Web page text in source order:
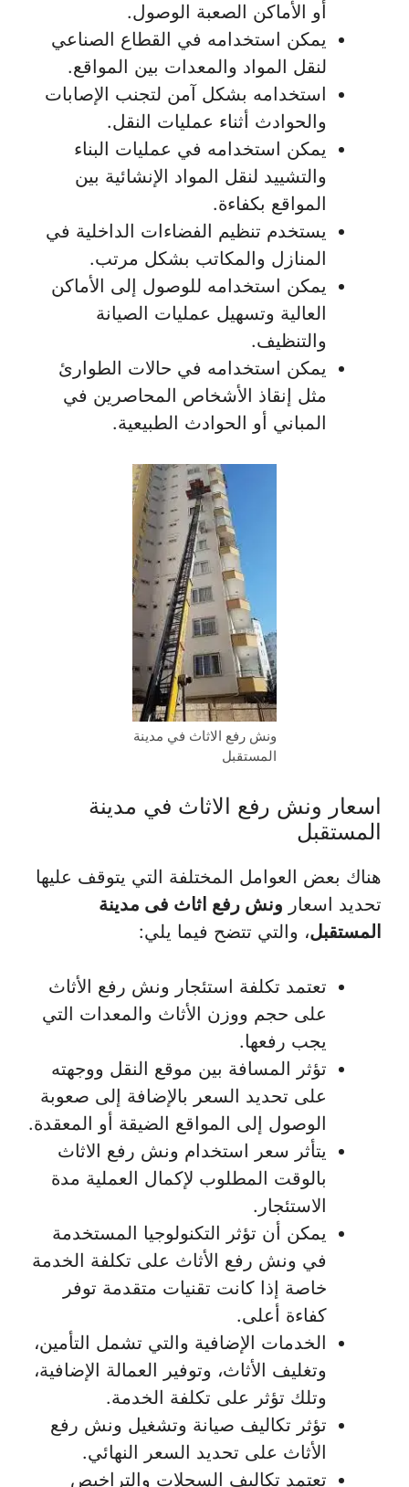
أو الأماكن الصعبة الوصول.
يمكن استخدامه في القطاع الصناعي
لنقل المواد والمعدات بين المواقع.
استخدامه بشكل آمن لتجنب الإصابات
والحوادث أثناء عمليات النقل.
يمكن استخدامه في عمليات البناء
والتشييد لنقل المواد الإنشائية بين
المواقع بكفاءة.
يستخدم تنظيم الفضاءات الداخلية في
المنازل والمكاتب بشكل مرتب.
يمكن استخدامه للوصول إلى الأماكن
العالية وتسهيل عمليات الصيانة
والتنظيف.
يمكن استخدامه في حالات الطوارئ
مثل إنقاذ الأشخاص المحاصرين في
المباني أو الحوادث الطبيعية.
ونش رفع الاثاث في مدينة
المستقبل
اسعار ونش رفع الاثاث في مدينة
المستقبل
هناك بعض العوامل المختلفة التي يتوقف عليها
تحديد اسعار ونش رفع اثاث فى مدينة
المستقبل، والتي تتضح فيما يلي:
تعتمد تكلفة استئجار ونش رفع الأثاث
على حجم ووزن الأثاث والمعدات التي
يجب رفعها.
تؤثر المسافة بين موقع النقل ووجهته
على تحديد السعر بالإضافة إلى صعوبة
الوصول إلى المواقع الضيقة أو المعقدة.
يتأثر سعر استخدام ونش رفع الاثاث
بالوقت المطلوب لإكمال العملية مدة
الاستئجار.
يمكن أن تؤثر التكنولوجيا المستخدمة
في ونش رفع الأثاث على تكلفة الخدمة
خاصة إذا كانت تقنيات متقدمة توفر
كفاءة أعلى.
الخدمات الإضافية والتي تشمل التأمين،
وتغليف الأثاث، وتوفير العمالة الإضافية،
وتلك تؤثر على تكلفة الخدمة.
تؤثر تكاليف صيانة وتشغيل ونش رفع
الأثاث على تحديد السعر النهائي.
تعتمد تكاليف السجلات والتراخيص